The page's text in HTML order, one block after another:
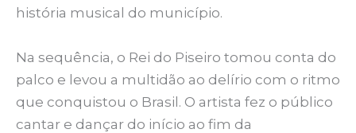
história musical do município.
Na sequência, o Rei do Piseiro tomou conta do
palco e levou a multidão ao delírio com o ritmo
que conquistou o Brasil. O artista fez o público
cantar e dançar do início ao fim da